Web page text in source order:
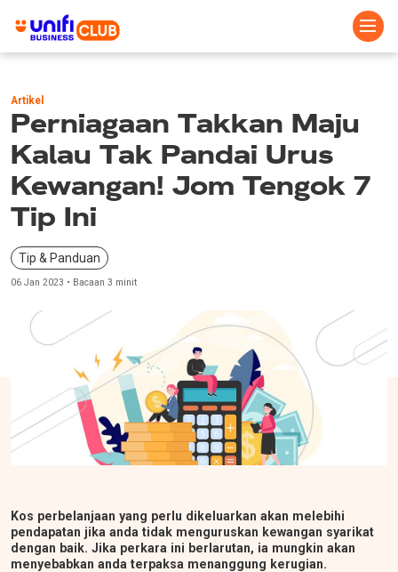
main
content
Artikel
Perniagaan Takkan Maju
Kalau Tak Pandai Urus
Kewangan! Jom Tengok 7
Tip Ini
Tip & Panduan
06 Jan 2023 • Bacaan 3 minit
Kos perbelanjaan yang perlu dikeluarkan akan melebihi
pendapatan jika anda tidak menguruskan kewangan syarikat
dengan baik. Jika perkara ini berlarutan, ia mungkin akan
menyebabkan anda terpaksa menanggung kerugian.